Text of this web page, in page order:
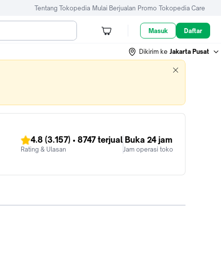
Tentang Tokopedia Mulai Berjualan Promo Tokopedia Care
Masuk Daftar
Dikirim ke Jakarta Pusat
4.8 (3.157) • 8747 terjual
Rating & Ulasan
Buka 24 jam
Jam operasi toko